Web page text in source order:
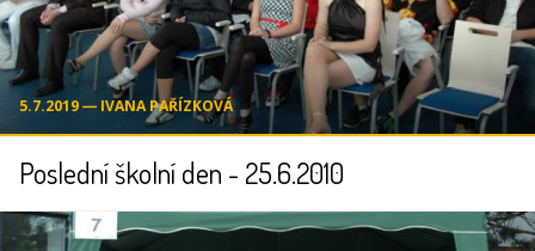
5.7.2019 ― IVANA PAŘÍZKOVÁ
Poslední školní den - 25.6.2010